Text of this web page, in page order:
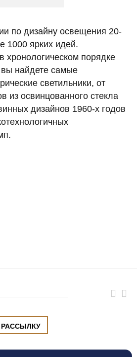
по дизайну освещения 20-
1000 ярких идей.
хронологическом порядке
найдете самые
светильники, от
из освинцованного стекла
дизайнов 1960-х годов